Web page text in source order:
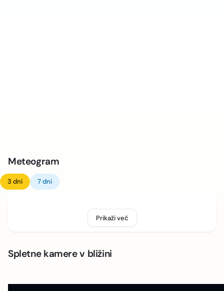
Meteogram
3 dni 7 dni
Prikaži več
Spletne kamere v bližini